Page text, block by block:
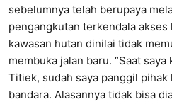
sebelumnya telah berupaya
pengangkutan terkendala akses
kawasan hutan dinilai tidak
membuka jalan baru. “Saat
Titiek, sudah saya panggil
bandara. Alasannya tidak bisa